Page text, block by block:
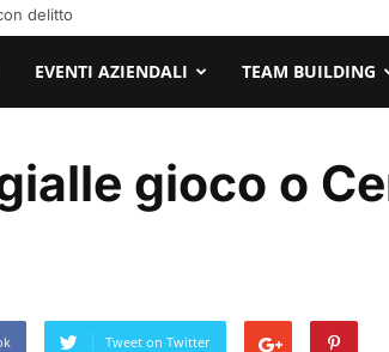
delitto
EVENTI AZIENDALI TEAM BUILDING
gioco o
Tweet on Twitter